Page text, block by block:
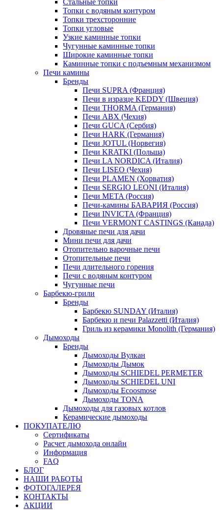
Стальные топки
Топки с водяным контуром
Топки трехсторонние
Топки угловые
Узкие каминные топки
Чугунные каминные топки
Широкие каминные топки
Каминные топки с подъемным механизмом
Печи камины
Бренды
Печи SUPRA (Франция)
Печи в изразце KEDDY (Швеция)
Печи THORMA (Германия)
Печи ABX (Чехия)
Печи GUCA (Сербия)
Печи HARK (Германия)
Печи JOTUL (Норвегия)
Печи KRATKI (Польша)
Печи LA NORDICA (Италия)
Печи LISEO (Чехия)
Печи PLAMEN (Хорватия)
Печи SERGIO LEONI (Италия)
Печи META (Россия)
Печи-камины БАВАРИЯ (Россия)
Печи INVICTA (Франция)
Печи VERMONT CASTINGS (Канада)
Дровяные печи для дачи
Мини печи для дачи
Отопительно варочные печи
Отопительные печи
Печи длительного горения
Печи с водяным контуром
Чугунные печи
Барбекю-грили
Бренды
Барбекю SUNDAY (Италия)
Барбекю и печи Palazzetti (Италия)
Гриль из керамики Monolith (Германия)
Дымоходы
Бренды
Дымоходы Вулкан
Дымоходы Дымок
Дымоходы SCHIEDEL PERMETER
Дымоходы SCHIEDEL UNI
Дымоходы Ecoosmose
Дымоходы TONA
Дымоходы для газовых котлов
Керамические дымоходы
ПОКУПАТЕЛЮ
Сертификаты
Расчет дымохода онлайн
Информация
FAQ
БЛОГ
НАШИ РАБОТЫ
ФОТОГАЛЕРЕЯ
КОНТАКТЫ
АКЦИИ